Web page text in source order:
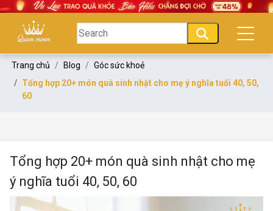
Trang chủ Blog
Góc sức khoẻ
Tổng hợp 20+ món quà sinh nhật cho mẹ ý nghĩa tuổi 40, 50,
60
Tổng hợp 20+ món quà sinh nhật cho mẹ
ý nghĩa tuổi 40, 50, 60